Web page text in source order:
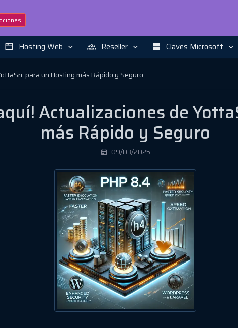
Hosting Web Reseller Claves Microsoft
para un Hosting más Rápido y Seguro
Actualizaciones de
más Rápido y Seguro
09/03/2025